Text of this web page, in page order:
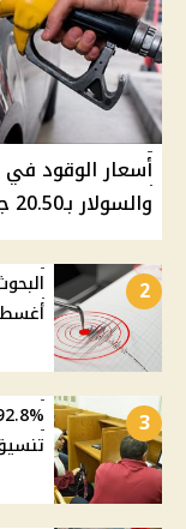
والسولار بـ20.50 جنيه
2
3
تنسيق